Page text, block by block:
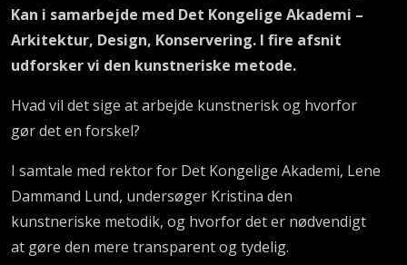
Kan i samarbejde med Det Kongelige Akademi –
Arkitektur, Design, Konservering. I fire afsnit
udforsker vi den kunstneriske metode.
Hvad vil det sige at arbejde kunstnerisk og hvorfor
gør det en forskel?
I samtale med rektor for Det Kongelige Akademi, Lene
Dammand Lund, undersøger Kristina den
kunstneriske metodik, og hvorfor det er nødvendigt
at gøre den mere transparent og tydelig.